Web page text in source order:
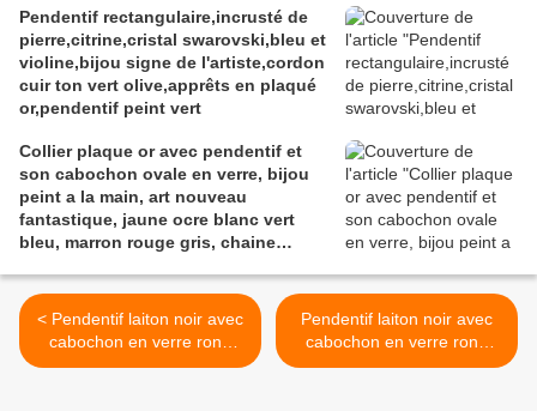
Pendentif rectangulaire,incrusté de
pierre,citrine,cristal swarovski,bleu et
violine,bijou signe de l'artiste,cordon
cuir ton vert olive,apprêts en plaqué
or,pendentif peint vert
Collier plaque or avec pendentif et
son cabochon ovale en verre, bijou
peint a la main, art nouveau
fantastique, jaune ocre blanc vert
bleu, marron rouge gris, chaine
< Pendentif laiton noir avec
cabochon en verre rond
Peinture acrylique originale
Pendentif laiton noir avec
cabochon en verre rond
Peinture acrylique originale